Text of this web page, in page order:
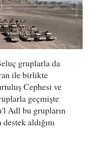
gruplarla da
ile birlikte
Cephesi ve
geçmişte
Adl bu grupların
aldığını